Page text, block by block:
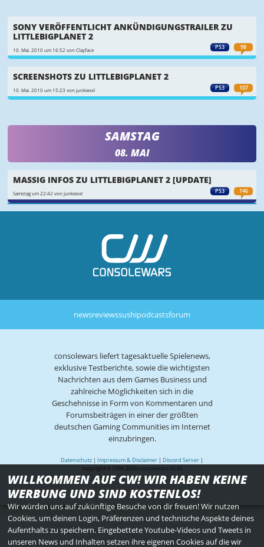
PS3 98
SONY VERÖFFENTLICHT ANKÜNDIGUNGSTRAILER ZU
LITTLEBIGPLANET 2
10. Mai. 2010 um 16:52 von Clayface
PS3 107
SCREENSHOTS ZU LITTLEBIGPLANET 2
10. Mai. 2010 um 15:23 von junkiexxl
SAMSTAG
08. MAI
PS3 146
MASSIG INFOS ZU LITTLEBIGPLANET 2 [UPDATE]
Samstag um 22:42 von junkiexxl
newsreviewssushipodcastsforum
consolewars liefert tagesaktuelle Spielenews,
exklusive Testberichte, sowie die wichtigsten
Nachrichten aus dem Games Business und
zahlreiche Möglichkeiten sich in die
Geschehnisse in Form von Kommentaren und
Forumsbeiträgen in einer der größten
deutschen Gaming Communities im Internet
einzubringen.
Datenschutz | Impressum & Disclaimer | Discord Server |
copyright © 1999-2026
consolewars V2.82
WILLKOMMEN AUF CW! WIR HABEN KEINE
WERBUNG UND SIND KOSTENLOS!
Wir würden uns auf zukünftige Besuche von dir freuen! Wir nutzen
Cookies, um deinen Login, Präferenzen und technische Aspekte deines
Aufenthalts zu speichern. Eingebettete Youtube-Videos und Tweets in
unseren News und Inhalten setzen ihre eigenen Cookies auf die wir